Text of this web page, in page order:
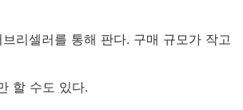
리셀러를 통해 판다. 구매 규모가 작고
할 수도 있다.